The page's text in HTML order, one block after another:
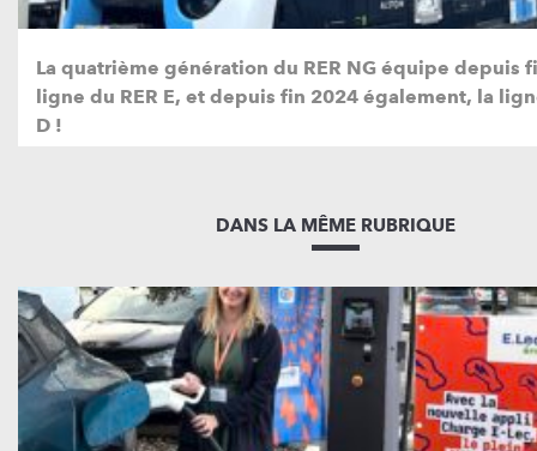
La quatrième génération du RER NG équipe depuis
ligne du RER E, et depuis fin 2024 également, la
D !
DANS LA MÊME RUBRIQUE